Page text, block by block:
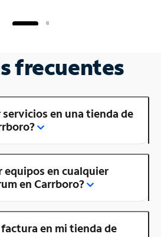
frecuentes
servicios en una tienda de
equipos en cualquier
en Carrboro?
en mi tienda de